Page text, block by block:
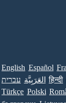
English Español
עברית العَرَبِيَّة हिन्दी
Türkçe Polski